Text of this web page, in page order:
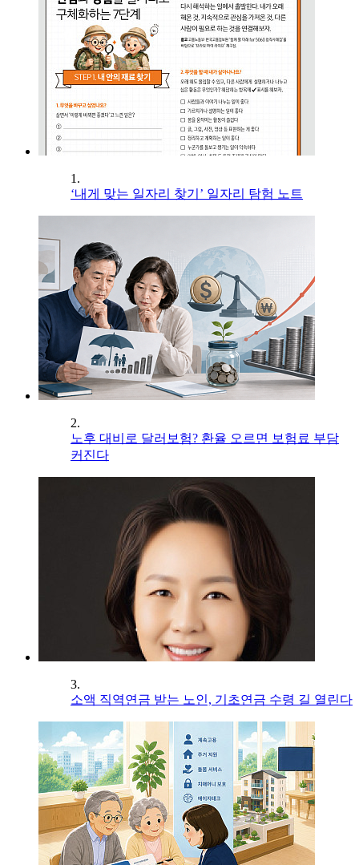
1.
‘내게 맞는 일자리 찾기’ 일자리 탐험 노트
2.
노후 대비로 달러보험? 환율 오르면 보험료 부담
커진다
3.
소액 직역연금 받는 노인, 기초연금 수령 길 열린다